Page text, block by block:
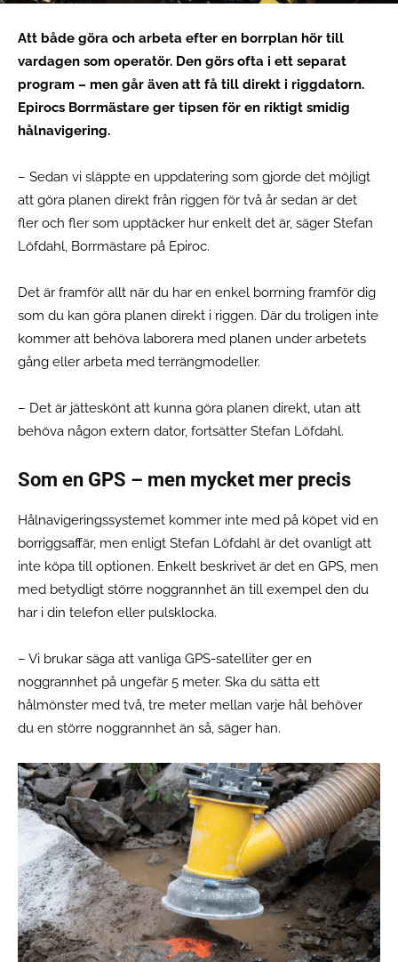
Att både göra och arbeta efter en borrplan hör till
vardagen som operatör. Den görs ofta i ett separat
program – men går även att få till direkt i riggdatorn.
Epirocs Borrmästare ger tipsen för en riktigt smidig
hålnavigering.
– Sedan vi släppte en uppdatering som gjorde det möjligt
att göra planen direkt från riggen för två år sedan är det
fler och fler som upptäcker hur enkelt det är, säger Stefan
Löfdahl, Borrmästare på Epiroc.
Det är framför allt när du har en enkel borrning framför dig
som du kan göra planen direkt i riggen. Där du troligen inte
kommer att behöva laborera med planen under arbetets
gång eller arbeta med terrängmodeller.
– Det är jätteskönt att kunna göra planen direkt, utan att
behöva någon extern dator, fortsätter Stefan Löfdahl.
Som en GPS – men mycket mer precis
Hålnavigeringssystemet kommer inte med på köpet vid en
borriggsaffär, men enligt Stefan Löfdahl är det ovanligt att
inte köpa till optionen. Enkelt beskrivet är det en GPS, men
med betydligt större noggrannhet än till exempel den du
har i din telefon eller pulsklocka.
– Vi brukar säga att vanliga GPS-satelliter ger en
noggrannhet på ungefär 5 meter. Ska du sätta ett
hålmönster med två, tre meter mellan varje hål behöver
du en större noggrannhet än så, säger han.